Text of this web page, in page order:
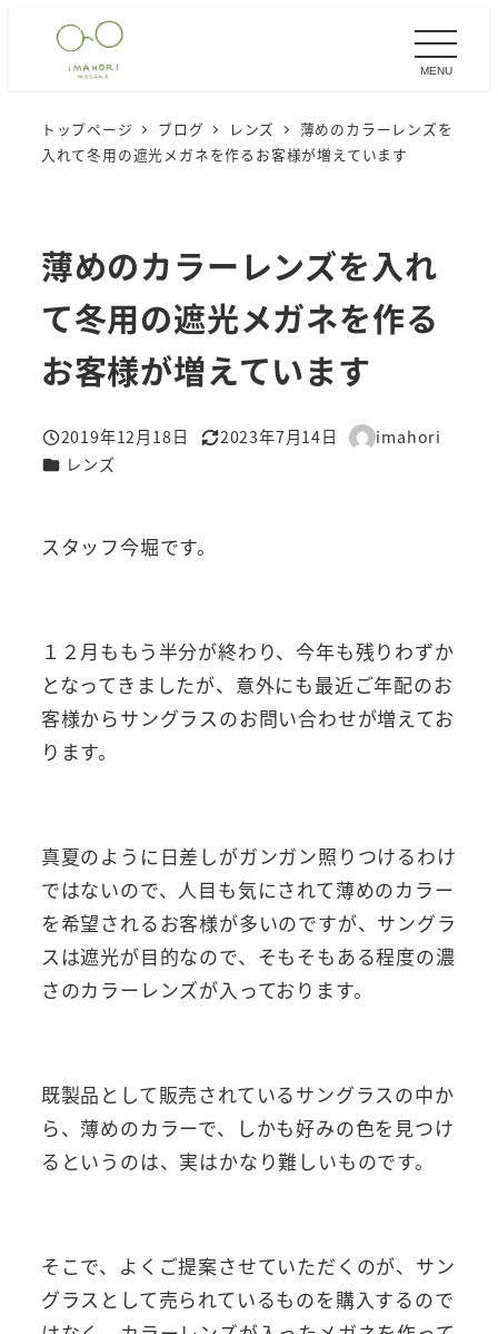
MENU
トップページ ブログ レンズ
薄めのカラーレンズを
入れて冬用の遮光メガネを作るお客様が増えています
薄めのカラーレンズを入れ
て冬用の遮光メガネを作る
お客様が増えています
投稿日
2019年12月18日
更新日
2023年7月14日
著
imahori
カテゴリー
レンズ
スタッフ今堀です。
１２月ももう半分が終わり、今年も残りわずか
となってきましたが、意外にも最近ご年配のお
客様からサングラスのお問い合わせが増えてお
ります。
真夏のように日差しがガンガン照りつけるわけ
ではないので、人目も気にされて薄めのカラー
を希望されるお客様が多いのですが、サングラ
スは遮光が目的なので、そもそもある程度の濃
さのカラーレンズが入っております。
既製品として販売されているサングラスの中か
ら、薄めのカラーで、しかも好みの色を見つけ
るというのは、実はかなり難しいものです。
そこで、よくご提案させていただくのが、サン
グラスとして売られているものを購入するので